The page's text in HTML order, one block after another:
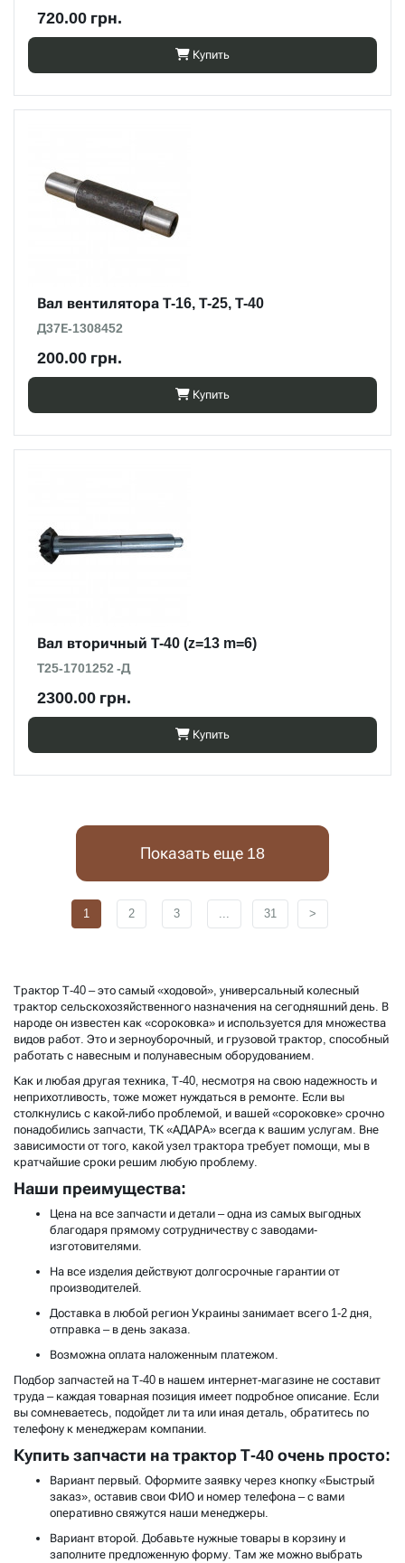
720.00 грн.
Купить
Вал вентилятора Т-16, Т-25, Т-40
Д37Е-1308452
200.00 грн.
Купить
Вал вторичный Т-40 (z=13 m=6)
Т25-1701252 -Д
2300.00 грн.
Купить
Показать еще 18
1 2 3 ... 31 >
Трактор Т-40 – это самый «ходовой», универсальный колесный
трактор сельскохозяйственного назначения на сегодняшний день. В
народе он известен как «сороковка» и используется для множества
видов работ. Это и зерноуборочный, и грузовой трактор, способный
работать с навесным и полунавесным оборудованием.
Как и любая другая техника, Т-40, несмотря на свою надежность и
неприхотливость, тоже может нуждаться в ремонте. Если вы
столкнулись с какой-либо проблемой, и вашей «сороковке» срочно
понадобились запчасти, ТК «АДАРА» всегда к вашим услугам. Вне
зависимости от того, какой узел трактора требует помощи, мы в
кратчайшие сроки решим любую проблему.
Наши преимущества:
Цена на все запчасти и детали – одна из самых выгодных
благодаря прямому сотрудничеству с заводами-
изготовителями.
На все изделия действуют долгосрочные гарантии от
производителей.
Доставка в любой регион Украины занимает всего 1-2 дня,
отправка – в день заказа.
Возможна оплата наложенным платежом.
Подбор запчастей на Т-40 в нашем интернет-магазине не составит
труда – каждая товарная позиция имеет подробное описание. Если
вы сомневаетесь, подойдет ли та или иная деталь, обратитесь по
телефону к менеджерам компании.
Купить запчасти на трактор Т-40 очень просто:
Вариант первый. Оформите заявку через кнопку «Быстрый
заказ», оставив свои ФИО и номер телефона – с вами
оперативно свяжутся наши менеджеры.
Вариант второй. Добавьте нужные товары в корзину и
заполните предложенную форму. Там же можно выбрать